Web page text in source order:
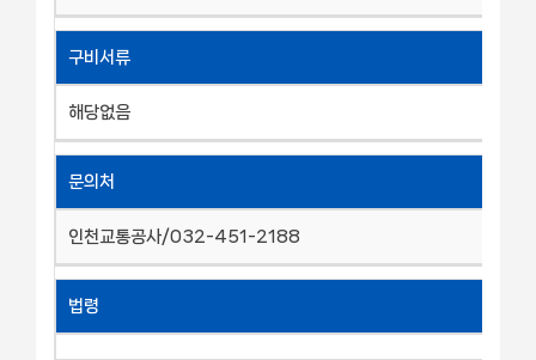
구비서류
해당없음
문의처
인천교통공사/032-451-2188
법령